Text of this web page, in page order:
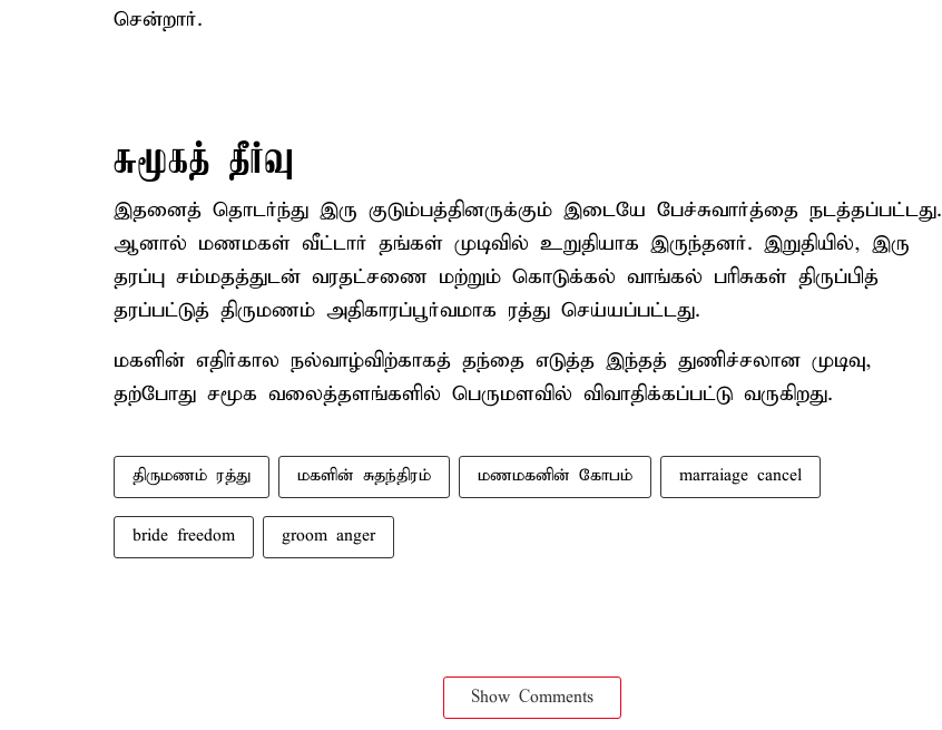
சென்றார்.
சுமூகத் தீர்வு
இதனைத் தொடர்ந்து இரு குடும்பத்தினருக்கும் இடையே பேச்சுவார்த்தை நடத்தப்பட்டது.
ஆனால் மணமகள் வீட்டார் தங்கள் முடிவில் உறுதியாக இருந்தனர். இறுதியில், இரு
தரப்பு சம்மதத்துடன் வரதட்சணை மற்றும் கொடுக்கல் வாங்கல் பரிசுகள் திருப்பித்
தரப்பட்டுத் திருமணம் அதிகாரப்பூர்வமாக ரத்து செய்யப்பட்டது.
மகளின் எதிர்கால நல்வாழ்விற்காகத் தந்தை எடுத்த இந்தத் துணிச்சலான முடிவு,
தற்போது சமூக வலைத்தளங்களில் பெருமளவில் விவாதிக்கப்பட்டு வருகிறது.
திருமணம் ரத்து மகளின் சுதந்திரம் மணமகனின் கோபம் marraiage cancel
bride freedom groom anger
Show Comments